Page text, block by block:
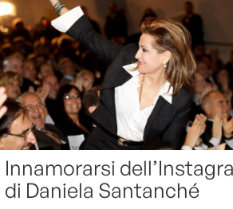
Innamorarsi
di Daniela Santanché